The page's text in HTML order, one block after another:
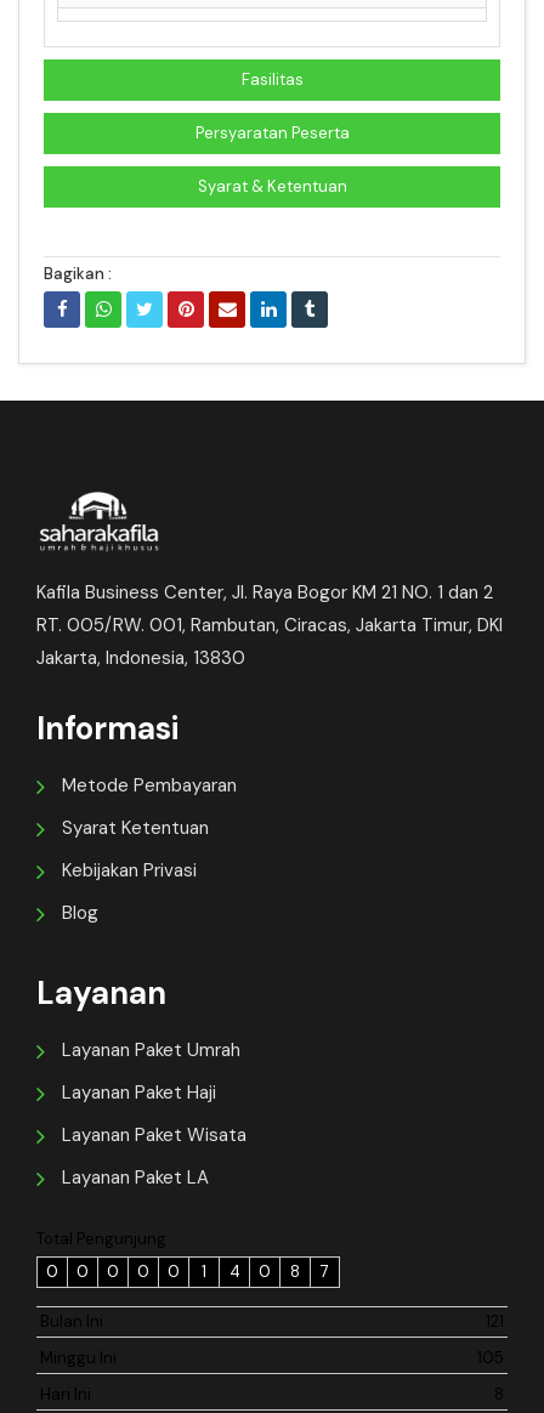
Fasilitas
Persyaratan Peserta
Syarat & Ketentuan
Bagikan :
Kafila Business Center, Jl. Raya Bogor KM 21 NO. 1 dan 2
RT. 005/RW. 001, Rambutan, Ciracas, Jakarta Timur, DKI
Jakarta, Indonesia, 13830
Informasi
Metode Pembayaran
Syarat Ketentuan
Kebijakan Privasi
Blog
Layanan
Layanan Paket Umrah
Layanan Paket Haji
Layanan Paket Wisata
Layanan Paket LA
Total Pengunjung
0
0 0 0 0 1 4 0 8 7
Bulan Ini
121
Minggu Ini
105
Hari Ini
8